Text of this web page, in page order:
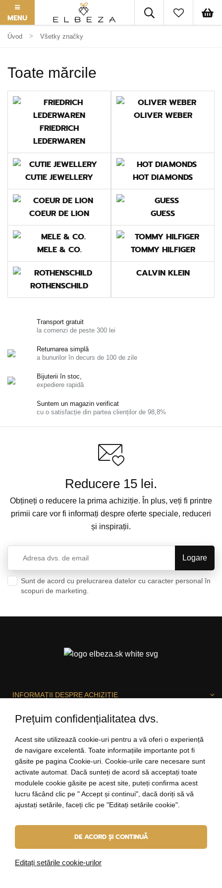
MENU
Úvod Všetky značky
Toate mărcile
FRIEDRICH
LEDERWAREN
OLIVER WEBER
CUTIE JEWELLERY HOT DIAMONDS
COEUR DE LION GUESS
MELE & CO. TOMMY HILFIGER
ROTHENSCHILD
CALVIN KLEIN
Transport gratuit
la comenzi de peste 300 lei
Returnarea simplă
a bunurilor în decurs de 100 de zile
Bijuterii în stoc,
expediere rapidă
Suntem un magazin verificat
cu o satisfacție din partea clienților de 98,8%
Reducere 15 lei.
Obțineți o reducere la prima achiziție. În plus, veți fi printre
primii care vor fi informați despre oferte speciale, reduceri
și inspirații.
Sunt de acord cu prelucrarea datelor cu caracter personal în
scopuri de marketing.
INFORMAȚII DESPRE ACHIZIȚIE
SUNTEM BUCUROȘI SĂ VĂ AJUTĂM!
salut@elbeza.ro
Internetový obchododBlueweb s.r.o.
Prețuim confidențialitatea dvs.
Acest site utilizează cookie-uri pentru a vă oferi o experiență
de navigare excelentă. Toate informațiile importante pot fi
găsite pe pagina Cookie-uri. Cookie-urile care necesare sunt
activate automat. Dacă sunteți de acord să acceptați toate
modulele cookie găsite pe acest site, puteți confirma acest
lucru făcând clic pe " Accept și continui", dacă doriți să vă
ajustați setările, faceți clic pe "Editați setările cookie".
DE ACORD ȘI CONTINUĂ
Editați setările cookie-urilor